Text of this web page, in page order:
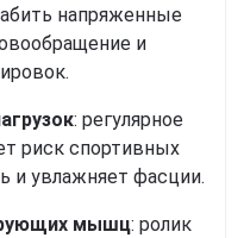
напряженные
и
: регулярное
риск спортивных
и увлажняет фасции.
мышц: ролик